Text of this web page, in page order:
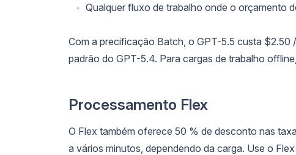
Qualquer fluxo de trabalho onde o orçamento
Com a precificação Batch, o GPT-5.5 custa
padrão do GPT-5.4. Para cargas de trabalho
Processamento Flex
O Flex também oferece 50 % de desconto nas
a vários minutos, dependendo da carga. Use o